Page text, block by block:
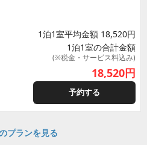
1泊1室平均金額 18,520円
1泊1室の合計金額
(※税金・サービス料込み)
18,520円
予約する
プランを見る